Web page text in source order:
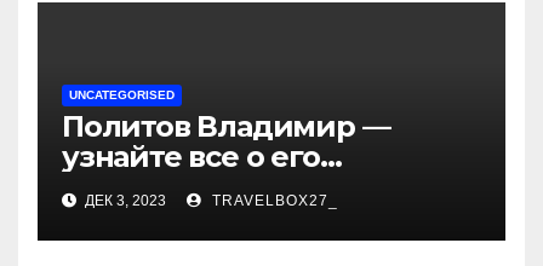
UNCATEGORISED
Политов Владимир —
узнайте все о его
биографии, возрасте и
впечатляющих
достижениях!
ДЕК 3, 2023 TRAVELBOX27_